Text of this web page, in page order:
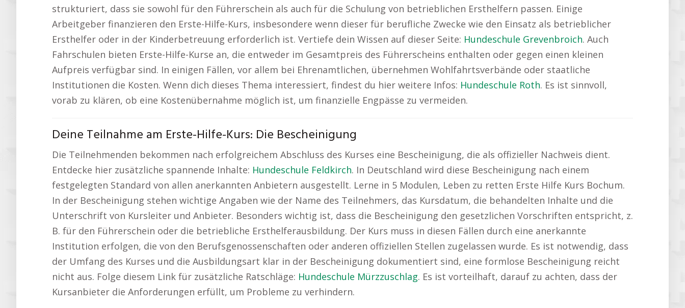
strukturiert, dass sie sowohl für den Führerschein als auch für die Schulung von betrieblichen Ersthelfern passen. Einige
Arbeitgeber finanzieren den Erste-Hilfe-Kurs, insbesondere wenn dieser für berufliche Zwecke wie den Einsatz als betrieblicher
Ersthelfer oder in der Kinderbetreuung erforderlich ist. Vertiefe dein Wissen auf dieser Seite: Hundeschule Grevenbroich. Auch
Fahrschulen bieten Erste-Hilfe-Kurse an, die entweder im Gesamtpreis des Führerscheins enthalten oder gegen einen kleinen
Aufpreis verfügbar sind. In einigen Fällen, vor allem bei Ehrenamtlichen, übernehmen Wohlfahrtsverbände oder staatliche
Institutionen die Kosten. Wenn dich dieses Thema interessiert, findest du hier weitere Infos: Hundeschule Roth. Es ist sinnvoll,
vorab zu klären, ob eine Kostenübernahme möglich ist, um finanzielle Engpässe zu vermeiden.
Deine Teilnahme am Erste-Hilfe-Kurs: Die Bescheinigung
Die Teilnehmenden bekommen nach erfolgreichem Abschluss des Kurses eine Bescheinigung, die als offizieller Nachweis dient.
Entdecke hier zusätzliche spannende Inhalte: Hundeschule Feldkirch. In Deutschland wird diese Bescheinigung nach einem
festgelegten Standard von allen anerkannten Anbietern ausgestellt. Lerne in 5 Modulen, Leben zu retten Erste Hilfe Kurs Bochum.
In der Bescheinigung stehen wichtige Angaben wie der Name des Teilnehmers, das Kursdatum, die behandelten Inhalte und die
Unterschrift von Kursleiter und Anbieter. Besonders wichtig ist, dass die Bescheinigung den gesetzlichen Vorschriften entspricht, z.
B. für den Führerschein oder die betriebliche Ersthelferausbildung. Der Kurs muss in diesen Fällen durch eine anerkannte
Institution erfolgen, die von den Berufsgenossenschaften oder anderen offiziellen Stellen zugelassen wurde. Es ist notwendig, dass
der Umfang des Kurses und die Ausbildungsart klar in der Bescheinigung dokumentiert sind, eine formlose Bescheinigung reicht
nicht aus. Folge diesem Link für zusätzliche Ratschläge: Hundeschule Mürzzuschlag. Es ist vorteilhaft, darauf zu achten, dass der
Kursanbieter die Anforderungen erfüllt, um Probleme zu verhindern.